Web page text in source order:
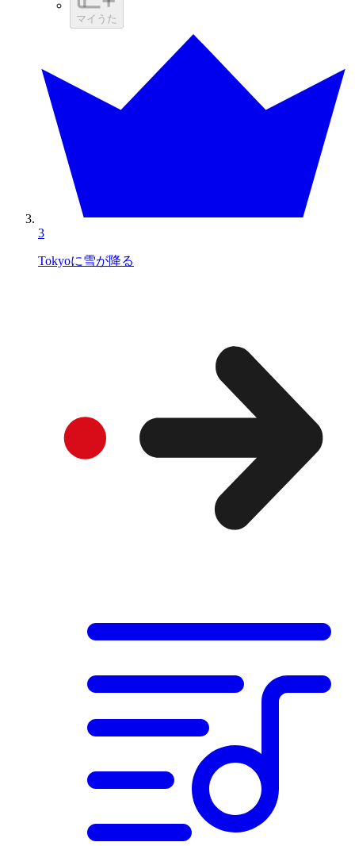
マイうた
3
Tokyoに雪が降る